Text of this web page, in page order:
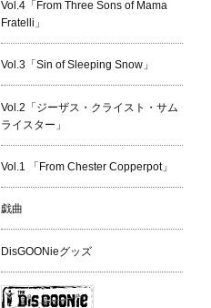
Vol.4「From Three Sons of Mama
Fratelli」
Vol.3「Sin of Sleeping Snow」
Vol.2「ジーザス・クライスト・サム
ライスター」
Vol.1 「From Chester Copperpot」
戯曲
DisGOONieグッズ